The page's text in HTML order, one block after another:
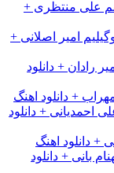
علی منتظری +
امیر اصلانی +
رادان + دانلود
+ دانلود اهنگ
احمدیانی + دانلود
+ دانلود اهنگ
بانی + دانلود